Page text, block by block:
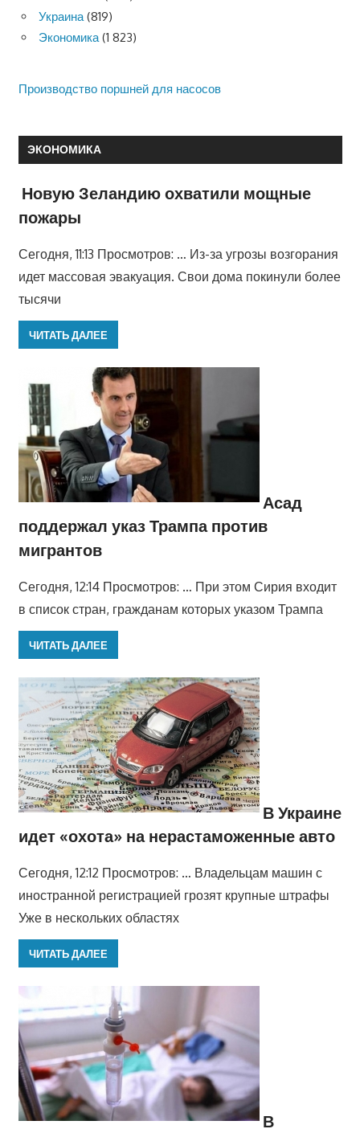
Украина(819)
Экономика(1 823)
Производство поршней для насосов
ЭКОНОМИКА
Новую Зеландию охватили мощные
пожары
Сегодня, 11:13 Просмотров: … Из-за угрозы возгорания
идет массовая эвакуация. Свои дома покинули более
тысячи
ЧИТАТЬ ДАЛЕЕ
Асад
поддержал указ Трампа против
мигрантов
Сегодня, 12:14 Просмотров: … При этом Сирия входит
в список стран, гражданам которых указом Трампа
ЧИТАТЬ ДАЛЕЕ
В Украине
идет «охота» на нерастаможенные авто
Сегодня, 12:12 Просмотров: … Владельцам машин с
иностранной регистрацией грозят крупные штрафы
Уже в нескольких областях
ЧИТАТЬ ДАЛЕЕ
В